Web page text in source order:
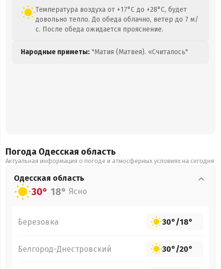
Температура воздуха от +17°C до +28°C, будет
довольно тепло. До обеда облачно, ветер до 7 м/
с. После обеда ожидается прояснение.
Народные приметы: "Матия (Матвея). «Считалось"
Погода Одесская область
Актуальная информация о погоде и атмосферных условиях на сегодня
Одесская область
30° 18° Ясно
Березовка 30°/18°
Белгород-Днестровский 30°/20°